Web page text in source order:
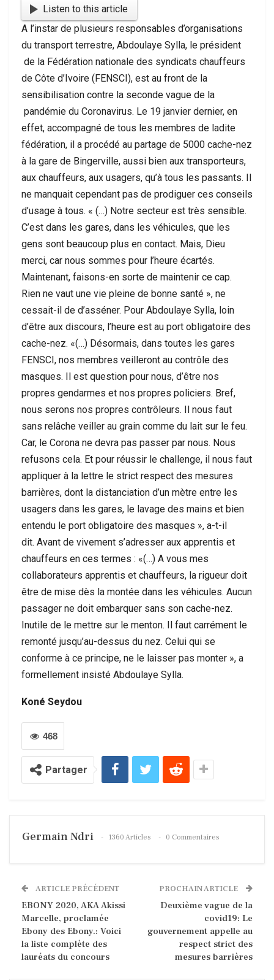
Listen to this article
A l’instar de plusieurs responsables d’organisations
du transport terrestre, Abdoulaye Sylla, le président
de la Fédération nationale des syndicats chauffeurs
de Côte d’Ivoire (FENSCI), est au front de la
sensibilisation contre la seconde vague de la
pandémie du Coronavirus. Le 19 janvier dernier, en
effet, accompagné de tous les membres de ladite
fédération, il a procédé au partage de 5000 cache-nez
à la gare de Bingerville, aussi bien aux transporteurs,
aux chauffeurs, aux usagers, qu’à tous les passants. Il
ne manquait cependant pas de prodiguer ces conseils
d’usage à tous. « (…) Notre secteur est très sensible.
C’est dans les gares, dans les véhicules, que les
gens sont beaucoup plus en contact. Mais, Dieu
merci, car nous sommes pour l’heure écartés.
Maintenant, faisons-en sorte de maintenir ce cap.
Rien ne vaut une vie pleine de bonne santé », ne
cessait-il de d’asséner. Pour Abdoulaye Sylla, loin
d’être aux discours, l’heure est au port obligatoire des
cache-nez. «(…) Désormais, dans toutes les gares
FENSCI, nos membres veilleront au contrôle des
masques. Il est question pour nous, d’être nos
propres gendarmes et nos propres policiers. Bref,
nous serons nos propres contrôleurs. Il nous faut
sans relâche veiller au grain comme du lait sur le feu.
Car, le Corona ne devra pas passer par nous. Nous
refusons cela. Et pour réussir le challenge, il nous faut
appliquer à la lettre le strict respect des mesures
barrières, dont la distanciation d’un mètre entre les
usagers dans les gares, le lavage des mains et bien
entendu le port obligatoire des masques », a-t-il
dit. Avant de vivement s’adresser aux apprentis et
chauffeurs en ces termes : «(…) A vous mes
collaborateurs apprentis et chauffeurs, la rigueur doit
être de mise dès la montée dans les véhicules. Aucun
passager ne doit embarquer sans son cache-nez.
Inutile de le mettre sur le menton. Il faut carrément le
remonté jusqu’au-dessus du nez. Celui qui se
conforme à ce principe, ne le laisser pas monter », a
formellement insisté Abdoulaye Sylla.
Koné Seydou
468
Partager
Germain Ndri 1360 Articles 0 Commentaires
ARTICLE PRÉCÉDENT
EBONY 2020, AKA Akissi
Marcelle, proclamée
Ebony des Ebony.: Voici
la liste complète des
lauréats du concours
PROCHAIN ARTICLE
Deuxième vague de la
covid19: Le
gouvernement appelle au
respect strict des
mesures barrières